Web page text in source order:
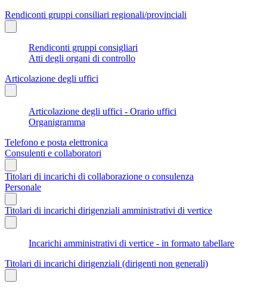
Rendiconti gruppi consiliari regionali/provinciali
Rendiconti gruppi consigliari
Atti degli organi di controllo
Articolazione degli uffici
Articolazione degli uffici - Orario uffici
Organigramma
Telefono e posta elettronica
Consulenti e collaboratori
Titolari di incarichi di collaborazione o consulenza
Personale
Titolari di incarichi dirigenziali amministrativi di vertice
Incarichi amministrativi di vertice - in formato tabellare
Titolari di incarichi dirigenziali (dirigenti non generali)